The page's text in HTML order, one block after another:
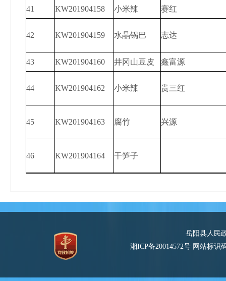
41 KW201904158 小米辣 赛红
42 KW201904159 水晶锅巴 志达
43 KW201904160 井冈山豆皮 鑫富源
44 KW201904162 小米辣 贵三红
45 KW201904163 腐竹 兴源
46 KW201904164 干笋子
岳阳县人民
湘ICP备20014572号 网站标识